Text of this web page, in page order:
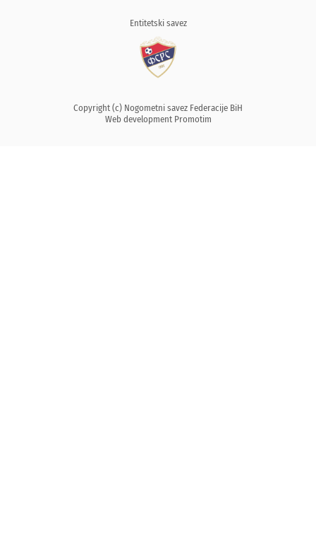
Entitetski savez
Copyright (c) Nogometni savez Federacije BiH
Web development Promotim